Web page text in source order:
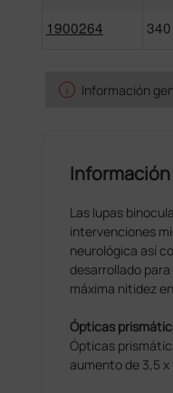
1900264
info Información
Las lupas
intervenciones
neurológica así
desarrollado
máxima nitidez
Ópticas
Ópticas
aumento de 3,5 x